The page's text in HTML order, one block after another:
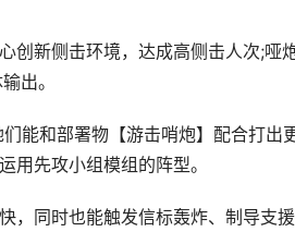
新侧击环境，达成高侧击人次;哑
出。
能和部署物【游击哨炮】配合打出
用先攻小组模组的阵型。
同时也能触发信标轰炸、制导支